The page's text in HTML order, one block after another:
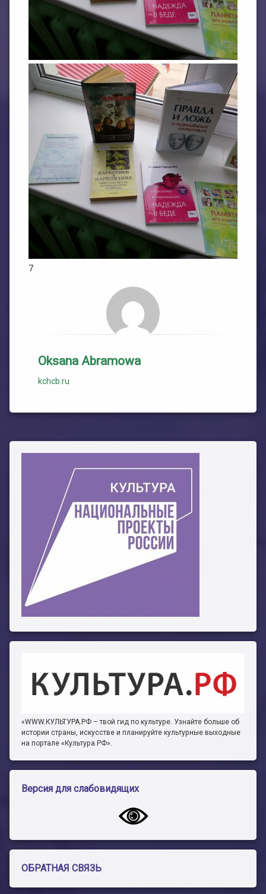
7
Oksana Abramowa
kchcb.ru
«WWW.КУЛЬТУРА.РФ – твой гид по культуре. Узнайте больше об
истории страны, искусстве и планируйте культурные выходные
на портале «Культура.РФ».
Версия для слабовидящих
ОБРАТНАЯ СВЯЗЬ